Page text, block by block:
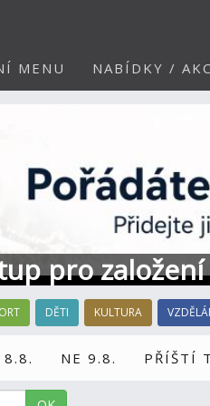
MENU NABÍDKY /
pro
DĚTI KULTURA
8.8. NE 9.8. PŘÍŠTÍ